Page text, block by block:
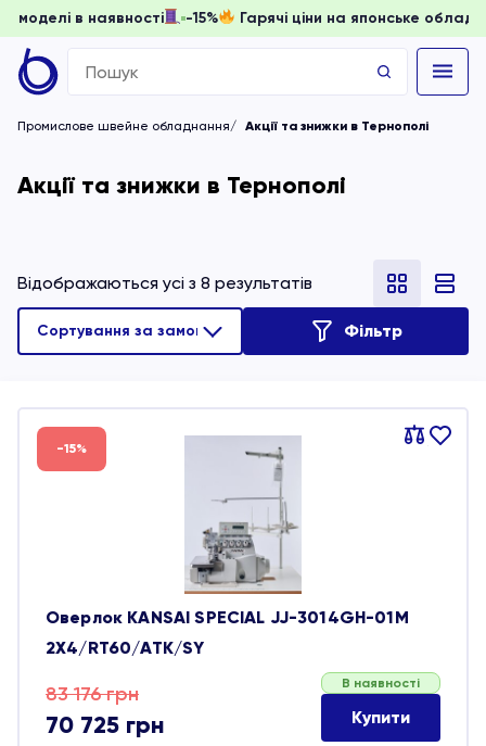
доки моделі в наявності -15% Гарячі ціни на японське
Search
for:
Промислове швейне обладнання Акції та знижки в Тернополі
Акції та знижки в Тернополі
Відображаються усі з 8 результатів
Фільтр
Порівняти
В
-15%
Оверлок KANSAI SPECIAL JJ-3014GH-01M
2Х4/RT60/ATK/SY
83 176грн
Оригінальна
ціна:
70 725 грн
Поточна
ціна:
В наявності
Купити